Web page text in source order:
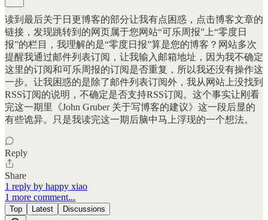
读到最后关于日更博客的部分让我有点困惑，点击博客文章的
链接，发现跳转到的网页属于您网站“可乐周报”上“零度日
报”的栏目，我理解的是“零度日报”算是您的博客？网站多次
提醒我通过邮件列表订阅，让我输入邮箱地址，因为我不确定
这里的订阅和可乐周报的订阅是否重复，所以我还没有操作这
一步。让我困惑的是除了邮件列表订阅外，我从网站上没找到
RSS订阅的说明，不确定是否支持RSS订阅。这个事实让刚看
完这一期里《John Gruber 关于写博客的建议》这一段后显的
有些诡异。只是我读完这一期后脑中马上浮现的一个想法。
Reply
Share
1 reply by happy xiao
1 more comment...
Top Latest Discussions